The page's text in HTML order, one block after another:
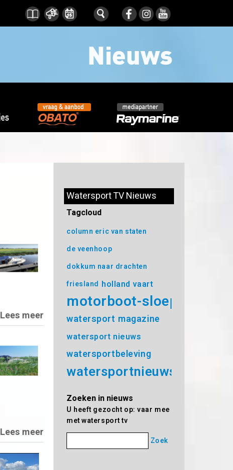
Lees meer
Lees meer
Watersport TV Nieuws
Tagcloud
column eric van staten
de veenhoop
dokkum naar drachten
friesland holland vaart
motorboot-sloep
watersport magazine
watersport nieuws
watersportbeleving
watersportnieuws
Zoeken in nieuws
U heeft gezocht op: vaar mee
met watersport tv
Zoek